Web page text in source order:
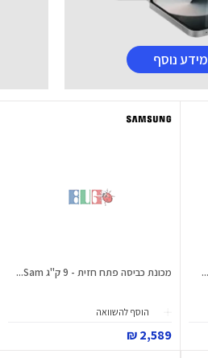
מידע נוסף
מכונת כביסה פתח חזית - 9 ק"ג Sam...
הוסף להשוואה
2,589 ₪